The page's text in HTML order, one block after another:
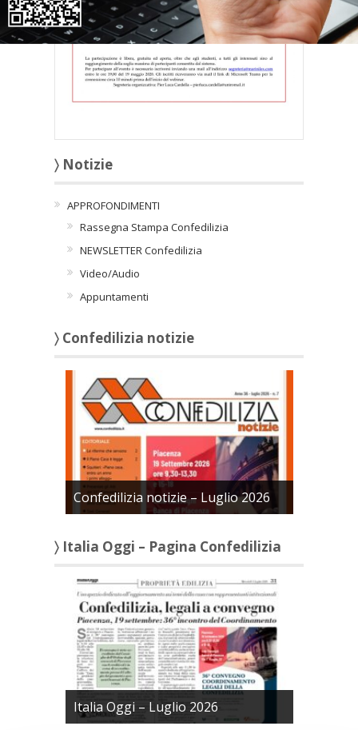
〉 Notizie
APPROFONDIMENTI
Rassegna Stampa Confedilizia
NEWSLETTER Confedilizia
Video/Audio
Appuntamenti
〉 Confedilizia notizie
Confedilizia notizie – Luglio 2026
〉 Italia Oggi – Pagina Confedilizia
Italia Oggi – Luglio 2026